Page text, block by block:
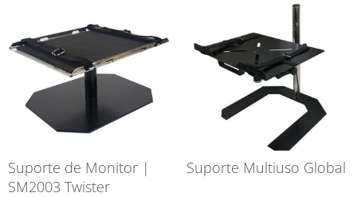
Suporte de Monitor |
SM2003 Twister
Suporte Multiuso Global